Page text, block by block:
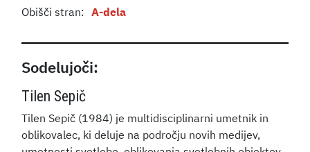
Obišči stran: A-dela
Sodelujoči:
Tilen Sepič
Tilen Sepič (1984) je multidisciplinarni umetnik in
oblikovalec, ki deluje na področju novih medijev,